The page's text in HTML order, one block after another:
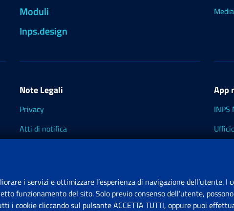
Moduli
Inps.design
Note Legali
Privacy
Atti di notifica
App
INPS
i servizi e ottimizzare l’esperienza di navigazione dell’utente. I
funzionamento del sito. Solo previo consenso dell’utente,
i cookie cliccando sul pulsante ACCETTA TUTTI, oppure puoi